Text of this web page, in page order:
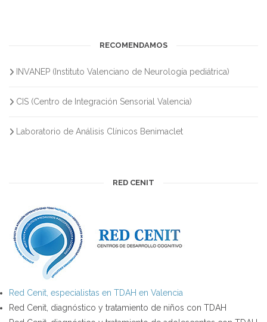
RECOMENDAMOS
INVANEP (Instituto Valenciano de Neurología pediátrica)
CIS (Centro de Integración Sensorial Valencia)
Laboratorio de Análisis Clínicos Benimaclet
RED CENIT
Red Cenit, especialistas en TDAH en Valencia
Red Cenit, diagnóstico y tratamiento de niños con TDAH